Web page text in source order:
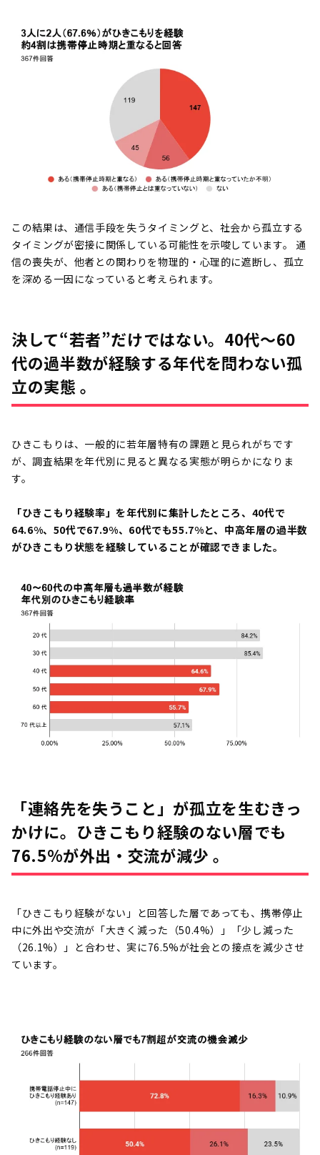
この結果は、通信手段を失うタイミングと、社会から孤立する
タイミングが密接に関係している可能性を示唆しています。 通
信の喪失が、他者との関わりを物理的・心理的に遮断し、孤立
を深める一因になっていると考えられます。
決して“若者”だけではない。40代〜60
代の過半数が経験する年代を問わない孤
立の実態 。
ひきこもりは、一般的に若年層特有の課題と見られがちです
が、調査結果を年代別に見ると異なる実態が明らかになりま
す。
「ひきこもり経験率」を年代別に集計したところ、40代で
64.6%、50代で67.9%、60代でも55.7%と、中高年層の過半数
がひきこもり状態を経験していることが確認できました。
「連絡先を失うこと」が孤立を生むきっ
かけに。ひきこもり経験のない層でも
76.5%が外出・交流が減少 。
「ひきこもり経験がない」と回答した層であっても、携帯停止
中に外出や交流が「大きく減った（50.4%）」「少し減った
（26.1%）」と合わせ、実に76.5%が社会との接点を減少させ
ています。